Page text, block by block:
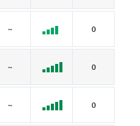
~ 0
~ 0
~ 0